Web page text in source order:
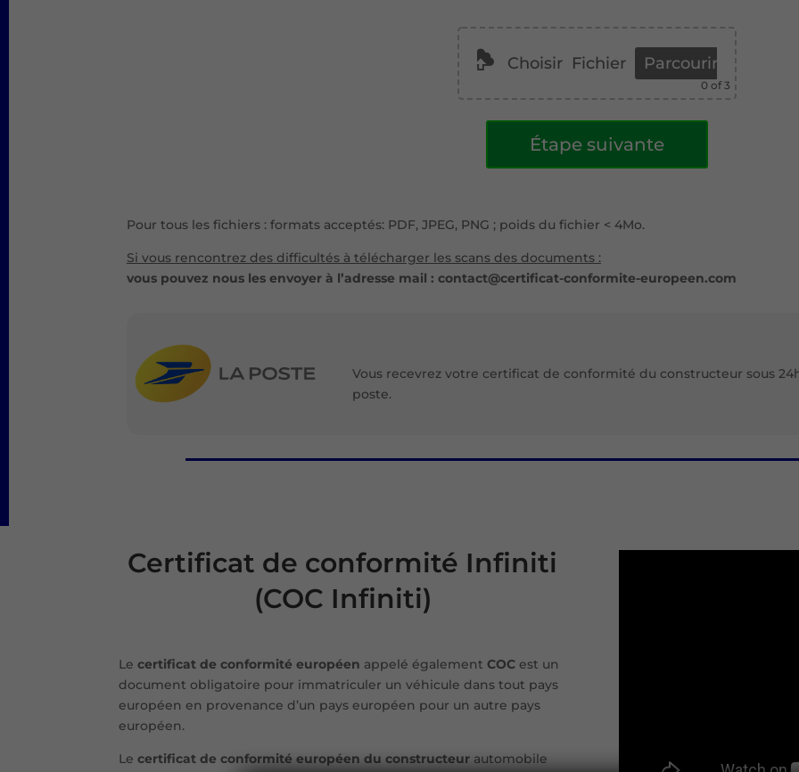
Choisir Fichier Parcourir
0 of 3
Étape suivante
t
t
Pour tous les fichiers : formats acceptés: PDF, JPEG, PNG ; poids du fichier < 4Mo.
Si vous rencontrez des difficultés à télécharger les scans des documents :
vous pouvez nous les envoyer à l’adresse mail : contact@certificat-conformite-europeen.com
Vous recevrez votre certificat de conformité du constructeur sous
poste.
Certificat de conformité Infiniti
(COC Infiniti)
Le certificat de conformité européen appelé également COC est un
document obligatoire pour immatriculer un véhicule dans tout pays
européen en provenance d’un pays européen pour un autre pays
européen.
Le certificat de conformité européen du constructeurautomobile